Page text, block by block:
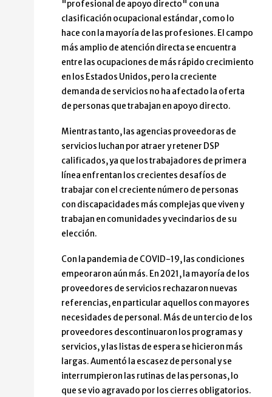
"profesional de apoyo directo" con una
clasificación ocupacional estándar, como lo
hace con la mayoría de las profesiones. El campo
más amplio de atención directa se encuentra
entre las ocupaciones de más rápido crecimiento
en los Estados Unidos, pero la creciente
demanda de servicios no ha afectado la oferta
de personas que trabajan en apoyo directo.
Mientras tanto, las agencias proveedoras de
servicios luchan por atraer y retener DSP
calificados, ya que los trabajadores de primera
línea enfrentan los crecientes desafíos de
trabajar con el creciente número de personas
con discapacidades más complejas que viven y
trabajan en comunidades y vecindarios de su
elección.
Con la pandemia de COVID-19, las condiciones
empeoraron aún más. En 2021, la mayoría de los
proveedores de servicios rechazaron nuevas
referencias, en particular aquellos con mayores
necesidades de personal. Más de un tercio de los
proveedores descontinuaron los programas y
servicios, y las listas de espera se hicieron más
largas. Aumentó la escasez de personal y se
interrumpieron las rutinas de las personas, lo
que se vio agravado por los cierres obligatorios.